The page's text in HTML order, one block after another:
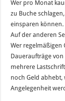
Wer pro Monat
zu Buche
einsparen können.
Auf der anderen
Wer regelmäßigen
Daueraufträge
mehrere
noch Geld abhebt,
Angelegenheit